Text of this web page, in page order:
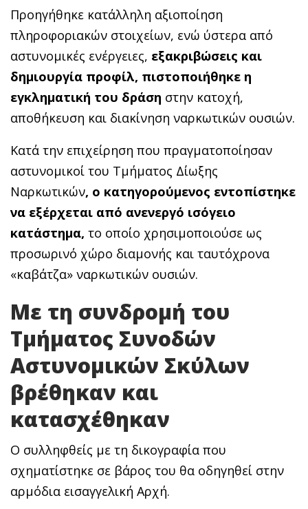
Προηγήθηκε κατάλληλη αξιοποίηση
πληροφοριακών στοιχείων, ενώ ύστερα από
αστυνομικές ενέργειες, εξακριβώσεις και
δημιουργία προφίλ, πιστοποιήθηκε η
εγκληματική του δράση στην κατοχή,
αποθήκευση και διακίνηση ναρκωτικών ουσιών.
Κατά την επιχείρηση που πραγματοποίησαν
αστυνομικοί του Τμήματος Δίωξης
Ναρκωτικών, ο κατηγορούμενος εντοπίστηκε
να εξέρχεται από ανενεργό ισόγειο
κατάστημα, το οποίο χρησιμοποιούσε ως
προσωρινό χώρο διαμονής και ταυτόχρονα
«καβάτζα» ναρκωτικών ουσιών.
Με τη συνδρομή του
Τμήματος Συνοδών
Αστυνομικών Σκύλων
βρέθηκαν και
κατασχέθηκαν
Ο συλληφθείς με τη δικογραφία που
σχηματίστηκε σε βάρος του θα οδηγηθεί στην
αρμόδια εισαγγελική Αρχή.